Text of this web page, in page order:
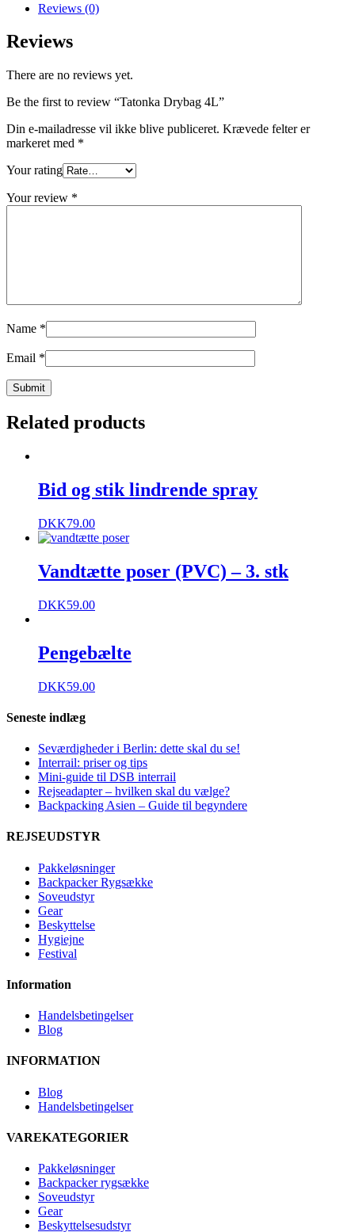
Reviews (0)
Reviews
There are no reviews yet.
Be the first to review “Tatonka Drybag 4L”
Din e-mailadresse vil ikke blive publiceret. Krævede felter er
markeret med *
Your rating
Your review *
Name *
Email *
Related products
Bid og stik lindrende spray
DKK79.00
Vandtætte poser (PVC) – 3. stk
DKK59.00
Pengebælte
DKK59.00
Seneste indlæg
Seværdigheder i Berlin: dette skal du se!
Interrail: priser og tips
Mini-guide til DSB interrail
Rejseadapter – hvilken skal du vælge?
Backpacking Asien – Guide til begyndere
REJSEUDSTYR
Pakkeløsninger
Backpacker Rygsække
Soveudstyr
Gear
Beskyttelse
Hygiejne
Festival
Information
Handelsbetingelser
Blog
INFORMATION
Blog
Handelsbetingelser
VAREKATEGORIER
Pakkeløsninger
Backpacker rygsække
Soveudstyr
Gear
Beskyttelsesudstyr